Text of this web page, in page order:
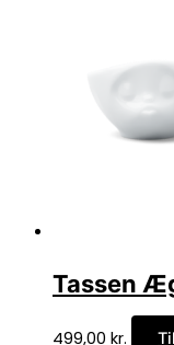
Tassen
499,00 kr.